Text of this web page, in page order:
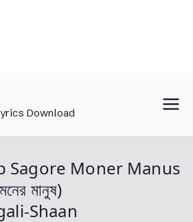
Download
Sagore Moner Manus
মানুষ)
Shaan